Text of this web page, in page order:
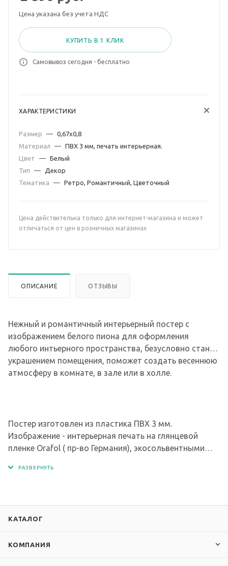
Цена указана без учета НДС
КУПИТЬ В 1 КЛИК
Самовывоз сегодня - бесплатно
ХАРАКТЕРИСТИКИ
Размер — 0,67х0,8
Материал
— ПВХ 3 мм, печать интерьерная.
Цвет
— Белый
Тип
—
Декор
Тематика
— Ретро, Романтичный, Цветочный
Цена действительна только для интернет-магазина и может
отличаться от цен в розничных магазинах
ОПИСАНИЕ ОТЗЫВЫ
Нежный и романтичный интерьерный постер с
изображением белого пиона для оформления
любого интьерного пространства, безусловно станет
украшением помещения, поможет создать весеннюю
атмосферу в комнате, в зале или в холле.
Постер изготовлен из пластика ПВХ 3 мм.
Изображение - интерьерная печать на глянцевой
пленке Orafol ( пр-во Германия), экосольвентными
КАТАЛОГ
КОМПАНИЯ